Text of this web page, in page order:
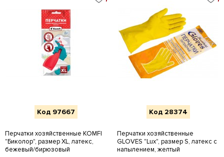
Код 97667
Перчатки хозяйственные KOMFI
"Биколор", размер XL, латекс,
бежевый/бирюзовый
Код 28374
Перчатки хозяйственные
GLOVES "Lux", размер S, латекс с
напылением, желтый